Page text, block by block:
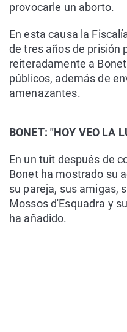
provocarle un aborto.
En esta causa la
de tres años de prisión
reiteradamente a
públicos, además de
amenazantes.
BONET: "HOY VEO LA
En un tuit después de
Bonet ha mostrado su
su pareja, sus amigas,
Mossos d'Esquadra y
ha añadido.